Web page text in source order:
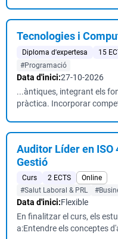
Tecnologies i
Diploma d'expertesa 15
#Programació
Data d'inici:27-10-2026
...àntiques, integrant els
pràctica. Incorporar
Auditor Líder en ISO
Gestió
Curs 2 ECTS
Online
#Salut Laboral & PRL
Data d'inici:Flexible
En finalitzar el curs, els
a:Entendre els conceptes